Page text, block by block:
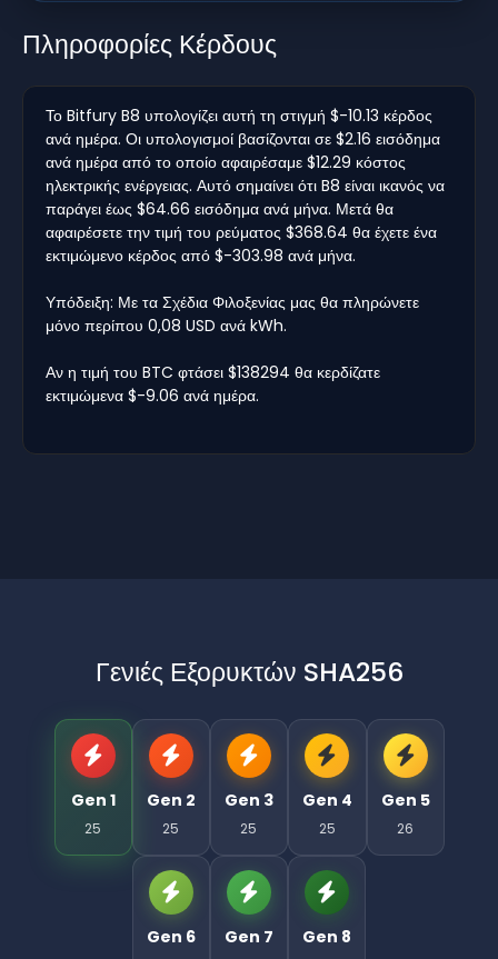
Πληροφορίες Κέρδους
Το Bitfury B8 υπολογίζει αυτή τη στιγμή $-10.13 κέρδος
ανά ημέρα. Οι υπολογισμοί βασίζονται σε $2.16 εισόδημα
ανά ημέρα από το οποίο αφαιρέσαμε $12.29 κόστος
ηλεκτρικής ενέργειας. Αυτό σημαίνει ότι B8 είναι ικανός να
παράγει έως $64.66 εισόδημα ανά μήνα. Μετά θα
αφαιρέσετε την τιμή του ρεύματος $368.64 θα έχετε ένα
εκτιμώμενο κέρδος από $-303.98 ανά μήνα.
Υπόδειξη: Με τα Σχέδια Φιλοξενίας μας θα πληρώνετε
μόνο περίπου 0,08 USD ανά kWh.
Αν η τιμή του BTC φτάσει $138294 θα κερδίζατε
εκτιμώμενα $-9.06 ανά ημέρα.
Γενιές Εξορυκτών SHA256
Gen 1
25
Gen 2
25
Gen 3
25
Gen 4
25
Gen 5
26
Gen 6 Gen 7 Gen 8